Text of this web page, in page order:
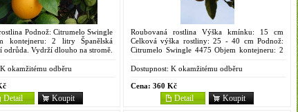
Podnož: Citrumelo Swingle
kontejneru: 2 litry Španělská
odrůda. Vydrží dlouho na stromě.
úzké....
K okamžitému odběru
Koupit
Detail
Roubovaná rostlina Výška kmínku: 15 cm
Celková výška rostliny: 25 - 40 cm Podnož:
Citrumelo Swingle 4475 Objem kontejneru: 2
Lokum, Maltaise douce,...
Dostupnost: K okamžitému odběru
Cena: 360 Kč
Koupit
Detail